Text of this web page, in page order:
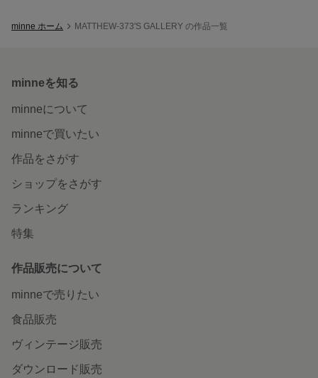
minne ホーム MATTHEW-373'S GALLERY の作品一覧
minneを知る
minneについて
minneで買いたい
作品をさがす
ショップをさがす
ランキング
特集
作品販売について
minneで売りたい
食品販売
ヴィンテージ販売
ダウンロード販売